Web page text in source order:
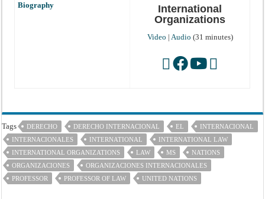
Biography
International
Organizations
Video | Audio (31 minutes)
Tags DERECHO DERECHO INTERNACIONAL EL
INTERNACIONAL
INTERNACIONALES
INTERNATIONAL
INTERNATIONAL LAW
INTERNATIONAL ORGANIZATIONS
LAW MS
NATIONS
ORGANIZACIONES
ORGANIZACIONES INTERNACIONALES
PROFESSOR
PROFESSOR OF LAW UNITED NATIONS